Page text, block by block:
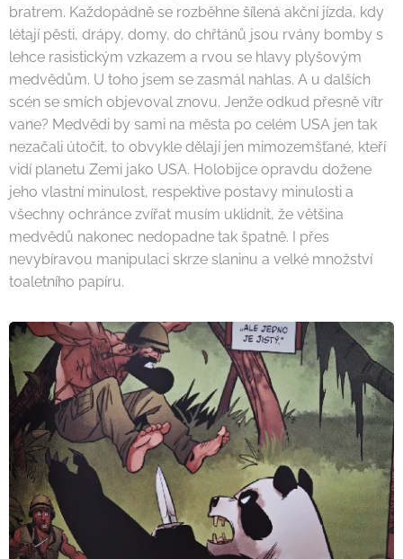
bratrem. Každopádně se rozběhne šílená akční jízda, kdy
létají pěsti, drápy, domy, do chřtánů jsou rvány bomby s
lehce rasistickým vzkazem a rvou se hlavy plyšovým
medvědům. U toho jsem se zasmál nahlas. A u dalších
scén se smích objevoval znovu. Jenže odkud přesně vítr
vane? Medvědi by sami na města po celém USA jen tak
nezačali útočit, to obvykle dělají jen mimozemšťané, kteří
vidí planetu Zemi jako USA. Holobijce opravdu dožene
jeho vlastní minulost, respektive postavy minulosti a
všechny ochránce zvířat musím uklidnit, že většina
medvědů nakonec nedopadne tak špatně. I přes
nevybíravou manipulaci skrze slaninu a velké množství
toaletního papíru.